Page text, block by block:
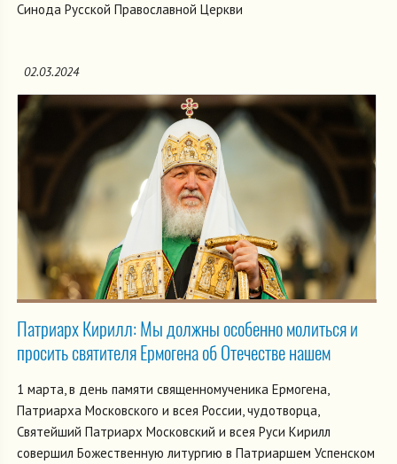
Синода Русской Православной Церкви
02.03.2024
Патриарх Кирилл: Мы должны особенно молиться и
просить святителя Ермогена об Отечестве нашем
1 марта, в день памяти священномученика Ермогена,
Патриарха Московского и всея России, чудотворца,
Святейший Патриарх Московский и всея Руси Кирилл
совершил Божественную литургию в Патриаршем Успенском